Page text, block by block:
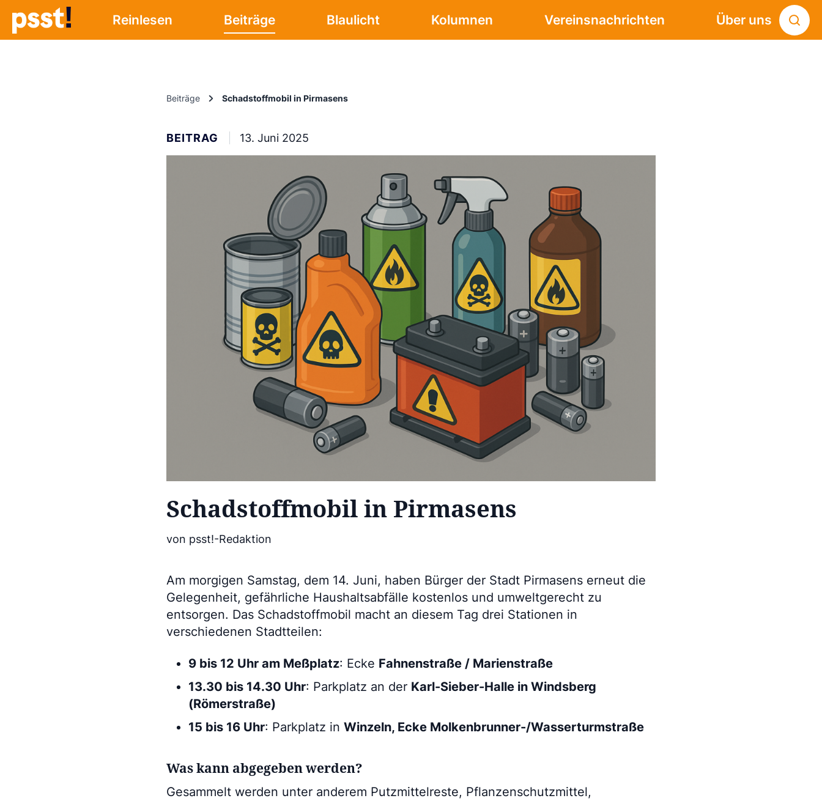
Reinlesen Beiträge Blaulicht Kolumnen Vereinsnachrichten Über uns
Beiträge Schadstoffmobil in Pirmasens
BEITRAG 13. Juni 2025
Schadstoffmobil in Pirmasens
von psst!-Redaktion
Am morgigen Samstag, dem 14. Juni, haben Bürger der Stadt Pirmasens erneut die
Gelegenheit, gefährliche Haushaltsabfälle kostenlos und umweltgerecht zu
entsorgen. Das Schadstoffmobil macht an diesem Tag drei Stationen in
verschiedenen Stadtteilen:
9 bis 12 Uhr am Meßplatz: Ecke Fahnenstraße / Marienstraße
13.30 bis 14.30 Uhr: Parkplatz an der Karl-Sieber-Halle in Windsberg
(Römerstraße)
15 bis 16 Uhr: Parkplatz in Winzeln, Ecke Molkenbrunner-/Wasserturmstraße
Was kann abgegeben werden?
Gesammelt werden unter anderem Putzmittelreste, Pflanzenschutzmittel,